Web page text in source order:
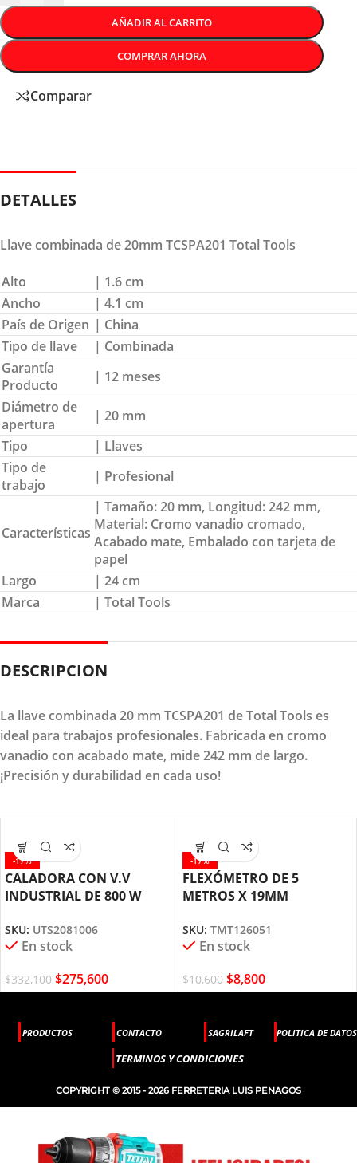
AÑADIR AL CARRITO
COMPRAR AHORA
Comparar
DETALLES
Llave combinada de 20mm TCSPA201 Total Tools
Alto
| 1.6 cm
Ancho
| 4.1 cm
País de Origen | China
Tipo de llave
| Combinada
Garantía
Producto
| 12 meses
Diámetro de
apertura
| 20 mm
Tipo
| Llaves
Tipo de
trabajo
| Profesional
Características
| Tamaño: 20 mm, Longitud: 242 mm,
Material: Cromo vanadio cromado,
Acabado mate, Embalado con tarjeta de
papel
Largo
| 24 cm
Marca
| Total Tools
DESCRIPCION
La llave combinada 20 mm TCSPA201 de Total Tools es
ideal para trabajos profesionales. Fabricada en cromo
vanadio con acabado mate, mide 242 mm de largo.
¡Precisión y durabilidad en cada uso!
-17%
CALADORA CON V.V
INDUSTRIAL DE 800 W
SKU: UTS2081006
En stock
$332,100 $275,600
-17%
FLEXÓMETRO DE 5
METROS X 19MM
SKU: TMT126051
En stock
$10,600 $8,800
PRODUCTOS CONTACTO SAGRILAFT POLITICA DE DATOS
TERMINOS Y CONDICIONES
COPYRIGHT © 2015 - 2026 FERRETERIA LUIS PENAGOS